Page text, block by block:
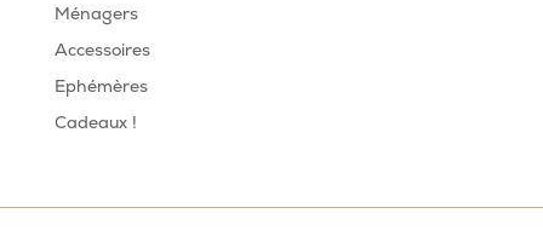
Ménagers
Accessoires
Ephémères
Cadeaux !